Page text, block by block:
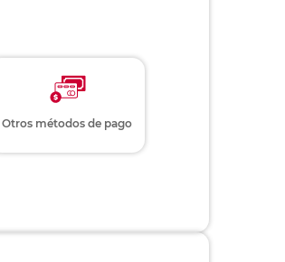
Otros métodos de pago